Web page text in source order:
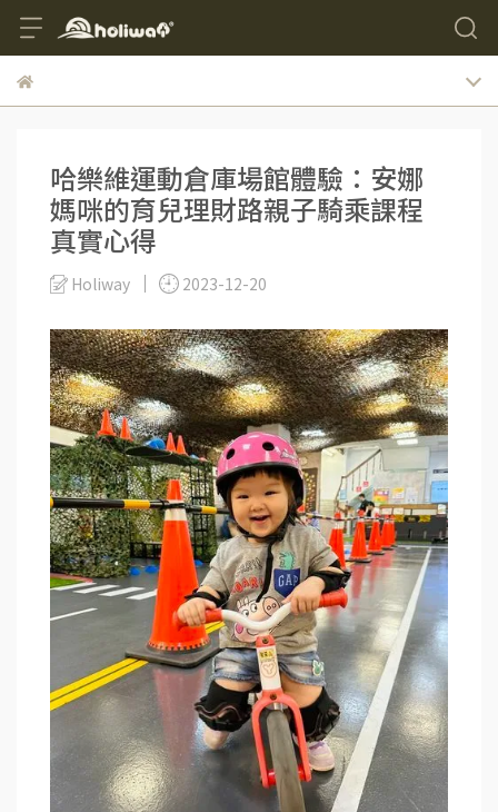
哈樂維運動倉庫場館體驗：安娜
媽咪的育兒理財路親子騎乘課程
真實心得
Holiway 2023-12-20